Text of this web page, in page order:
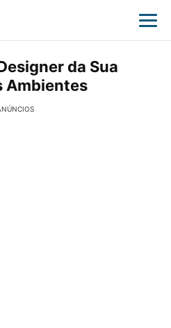
da Sua
Ambientes